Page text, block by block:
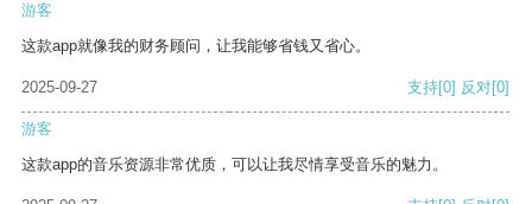
游客
这款app就像我的财务顾问，让我能够省钱又省心。
2025-09-27 支持[0] 反对[0]
游客
这款app的音乐资源非常优质，可以让我尽情享受音乐的魅力。